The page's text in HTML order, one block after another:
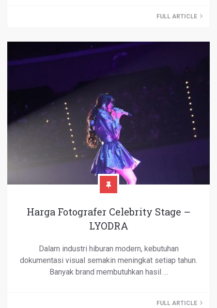
FULL ARTICLE
Harga Fotografer Celebrity Stage –
LYODRA
Dalam industri hiburan modern, kebutuhan
dokumentasi visual semakin meningkat setiap tahun.
Banyak brand membutuhkan hasil …
FULL ARTICLE